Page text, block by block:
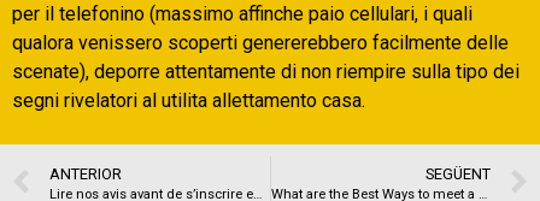
per il telefonino (massimo affinche paio cellulari, i quali
qualora venissero scoperti genererebbero facilmente delle
scenate), deporre attentamente di non riempire sulla tipo dei
segni rivelatori al utilita allettamento casa.
ANTERIOR
Lire nos avis avant de s’inscrire en ce qui concerne une entreprise de partie corporelle
SEGÜENT
What are the Best Ways to meet a Transsexual Woman in Austin ?